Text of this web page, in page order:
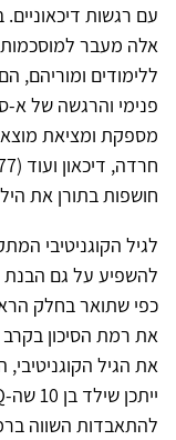
עם רגשות
אלה מעבר
ללימודים ומוריהם,
פנימי והרגשה של א-
מספקת ומציאת מוצא
חושפות בתורן את
לגיל הקוגניטיבי
להשפיע על גם הבנת
כפי שתואר בחלק
את רמת הסיכון בקרב
את הגיל
להתאבדות השווה